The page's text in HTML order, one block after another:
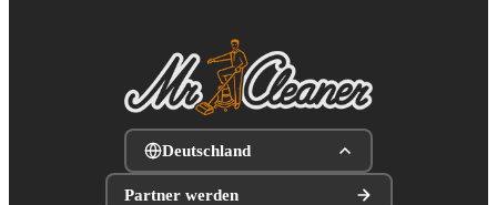
Deutschland
Partner werden